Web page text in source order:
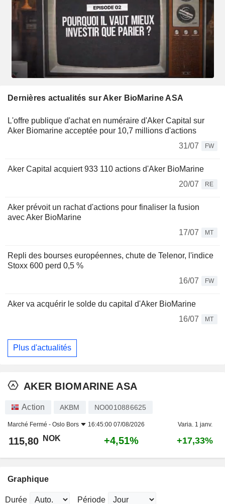
Dernières actualités sur Aker BioMarine ASA
L'offre publique d'achat en numéraire d'Aker Capital sur
Aker Biomarine acceptée pour 10,7 millions d'actions
31/07
FW
Aker Capital acquiert 933 110 actions d'Aker BioMarine
20/07
RE
Aker prévoit un rachat d'actions pour finaliser la fusion
avec Aker BioMarine
17/07
MT
Repli des bourses européennes, chute de Telenor, l'indice
Stoxx 600 perd 0,5 %
16/07
FW
Aker va acquérir le solde du capital d'Aker BioMarine
16/07
MT
Plus d'actualités
AKER BIOMARINE ASA
Action AKBM NO0010886625
Marché Fermé - Oslo Bors 16:45:00 07/08/2026 Varia. 1 janv.
115,80 NOK +4,51% +17,33%
Graphique
Durée Période